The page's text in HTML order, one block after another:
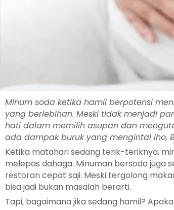
Minum soda ketika hamil berpotensi
yang berlebihan. Meski tidak menjadi
hati dalam memilih asupan dan
ada dampak buruk yang mengintai lho,
Ketika matahari sedang terik-teriknya,
melepas dahaga. Minuman bersoda juga
restoran cepat saji. Meski tergolong
bisa jadi bukan masalah berarti.
Tapi, bagaimana jika sedang hamil?